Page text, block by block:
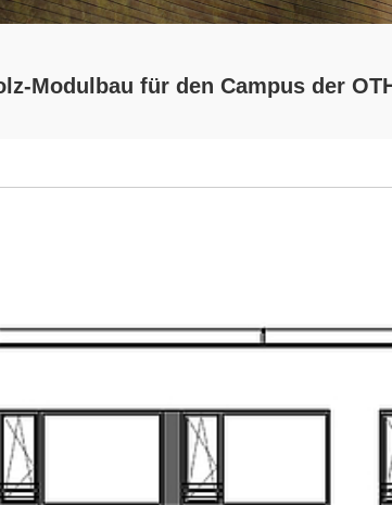
Modulbau für den Campus der